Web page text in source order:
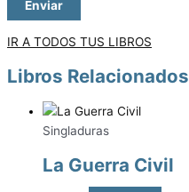
IR A TODOS TUS LIBROS
Libros Relacionados
Singladuras
La Guerra Civil